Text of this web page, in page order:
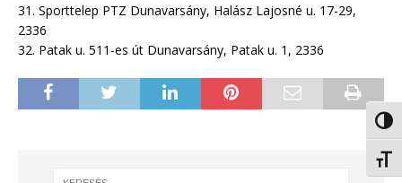
31. Sporttelep PTZ Dunavarsány, Halász Lajosné u. 17-29,
2336
32. Patak u. 511-es út Dunavarsány, Patak u. 1, 2336